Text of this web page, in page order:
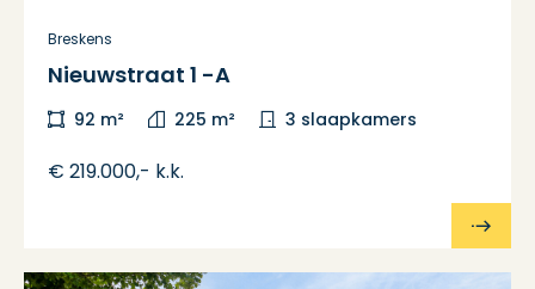
Breskens
Nieuwstraat 1 -A
92 m² 225 m² 3 slaapkamers
€ 219.000,- k.k.